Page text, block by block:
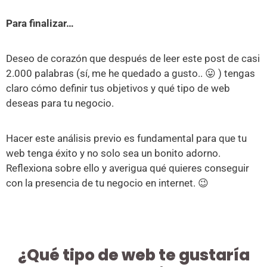
Para finalizar…
Deseo de corazón que después de leer este post de casi
2.000 palabras (sí, me he quedado a gusto.. 😛 ) tengas
claro cómo definir tus objetivos y qué tipo de web
deseas para tu negocio.
Hacer este análisis previo es fundamental para que tu
web tenga éxito y no solo sea un bonito adorno.
Reflexiona sobre ello y averigua qué quieres conseguir
con la presencia de tu negocio en internet. 😉
¿Qué tipo de web te gustaría